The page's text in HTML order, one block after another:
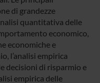
di grandezze
quantitativa delle
economico,
economiche e
l’analisi empirica
decisioni di risparmio e
empirica delle